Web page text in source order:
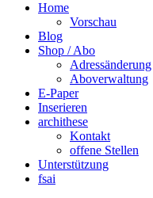
Home
Vorschau
Blog
Shop / Abo
Adressänderung
Aboverwaltung
E-Paper
Inserieren
archithese
Kontakt
offene Stellen
Unterstützung
fsai